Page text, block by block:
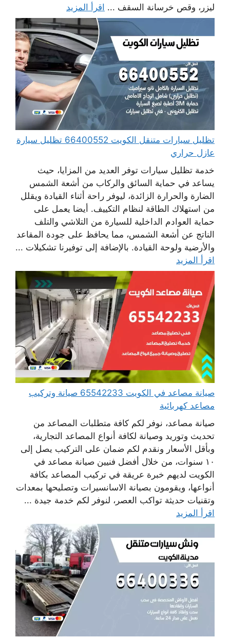
ليزر، وقص خرسانة السقف ... اقرأ المزيد
تظليل سيارات متنقل الكويت 66400552 تظليل سيارة
عازل حراري
خدمة تظليل سيارات توفر العديد من المزايا، حيث
يساعد في حماية السائق والركاب من أشعة الشمس
الضارة والحرارة الزائدة، ليوفر راحة أثناء القيادة ويقلل
من استهلاك الطاقة لنظام التكييف. أيضا يعمل على
حماية العوادم الداخلية للسيارة من التلاشي والتلف
الناتج عن أشعة الشمس، مما يحافظ على جودة المقاعد
والأرضية ولوحة القيادة. بالإضافة إلى توفيرنا تشكيلات ...
اقرأ المزيد
صيانة مصاعد في الكويت 65542233 صيانة وتركيب
مصاعد كهربائية
صيانة مصاعد، نوفر لكم كافة متطلبات المصاعد من
تحديث وتوريد وصيانة لكافة أنواع المصاعد التجارية،
وبأقل الأسعار ونقدم لكم ضمان على التركيب يصل إلى
١٠ سنوات، من خلال أفضل فنيين صيانة مصاعد في
الكويت لديهم خبرة عريقة في تركيب المصاعد بكافة
أنواعها، ويقومون بصيانة الاسانسيرات وتصليحها بمعدات
وتقنيات حديثة تواكب العصر، لنوفر لكم خدمة جيدة ...
اقرأ المزيد